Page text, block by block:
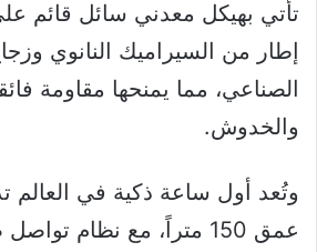
تأتي بهيكل معدني سائل قائم
إطار من السيراميك النانوي
الصناعي، مما يمنحها مقاومة
والخدوش.
وتُعد أول ساعة ذكية في
عمق 150 متراً، مع نظام